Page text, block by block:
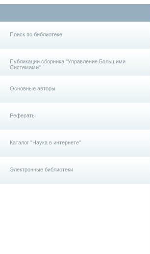
Поиск по библиотеке
Публикации сборника "Управление Большими
Системами"
Основные авторы
Рефераты
Каталог "Наука в интернете"
Электронные библиотеки